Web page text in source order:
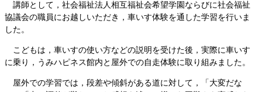
講師として，社会福祉法人相互福祉会希望学園ならびに社会福祉
協議会の職員にお越しいただき，車いす体験を通した学習を行いま
した。
こどもは，車いすの使い方などの説明を受けた後，実際に車いす
に乗り，うみハピネス館内と屋外での自走体験に取り組みました。
屋外での学習では，段差や傾斜がある道に対して，「大変だな